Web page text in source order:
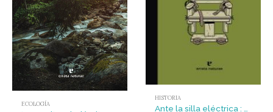
ECOLOGÍA
HISTORIA